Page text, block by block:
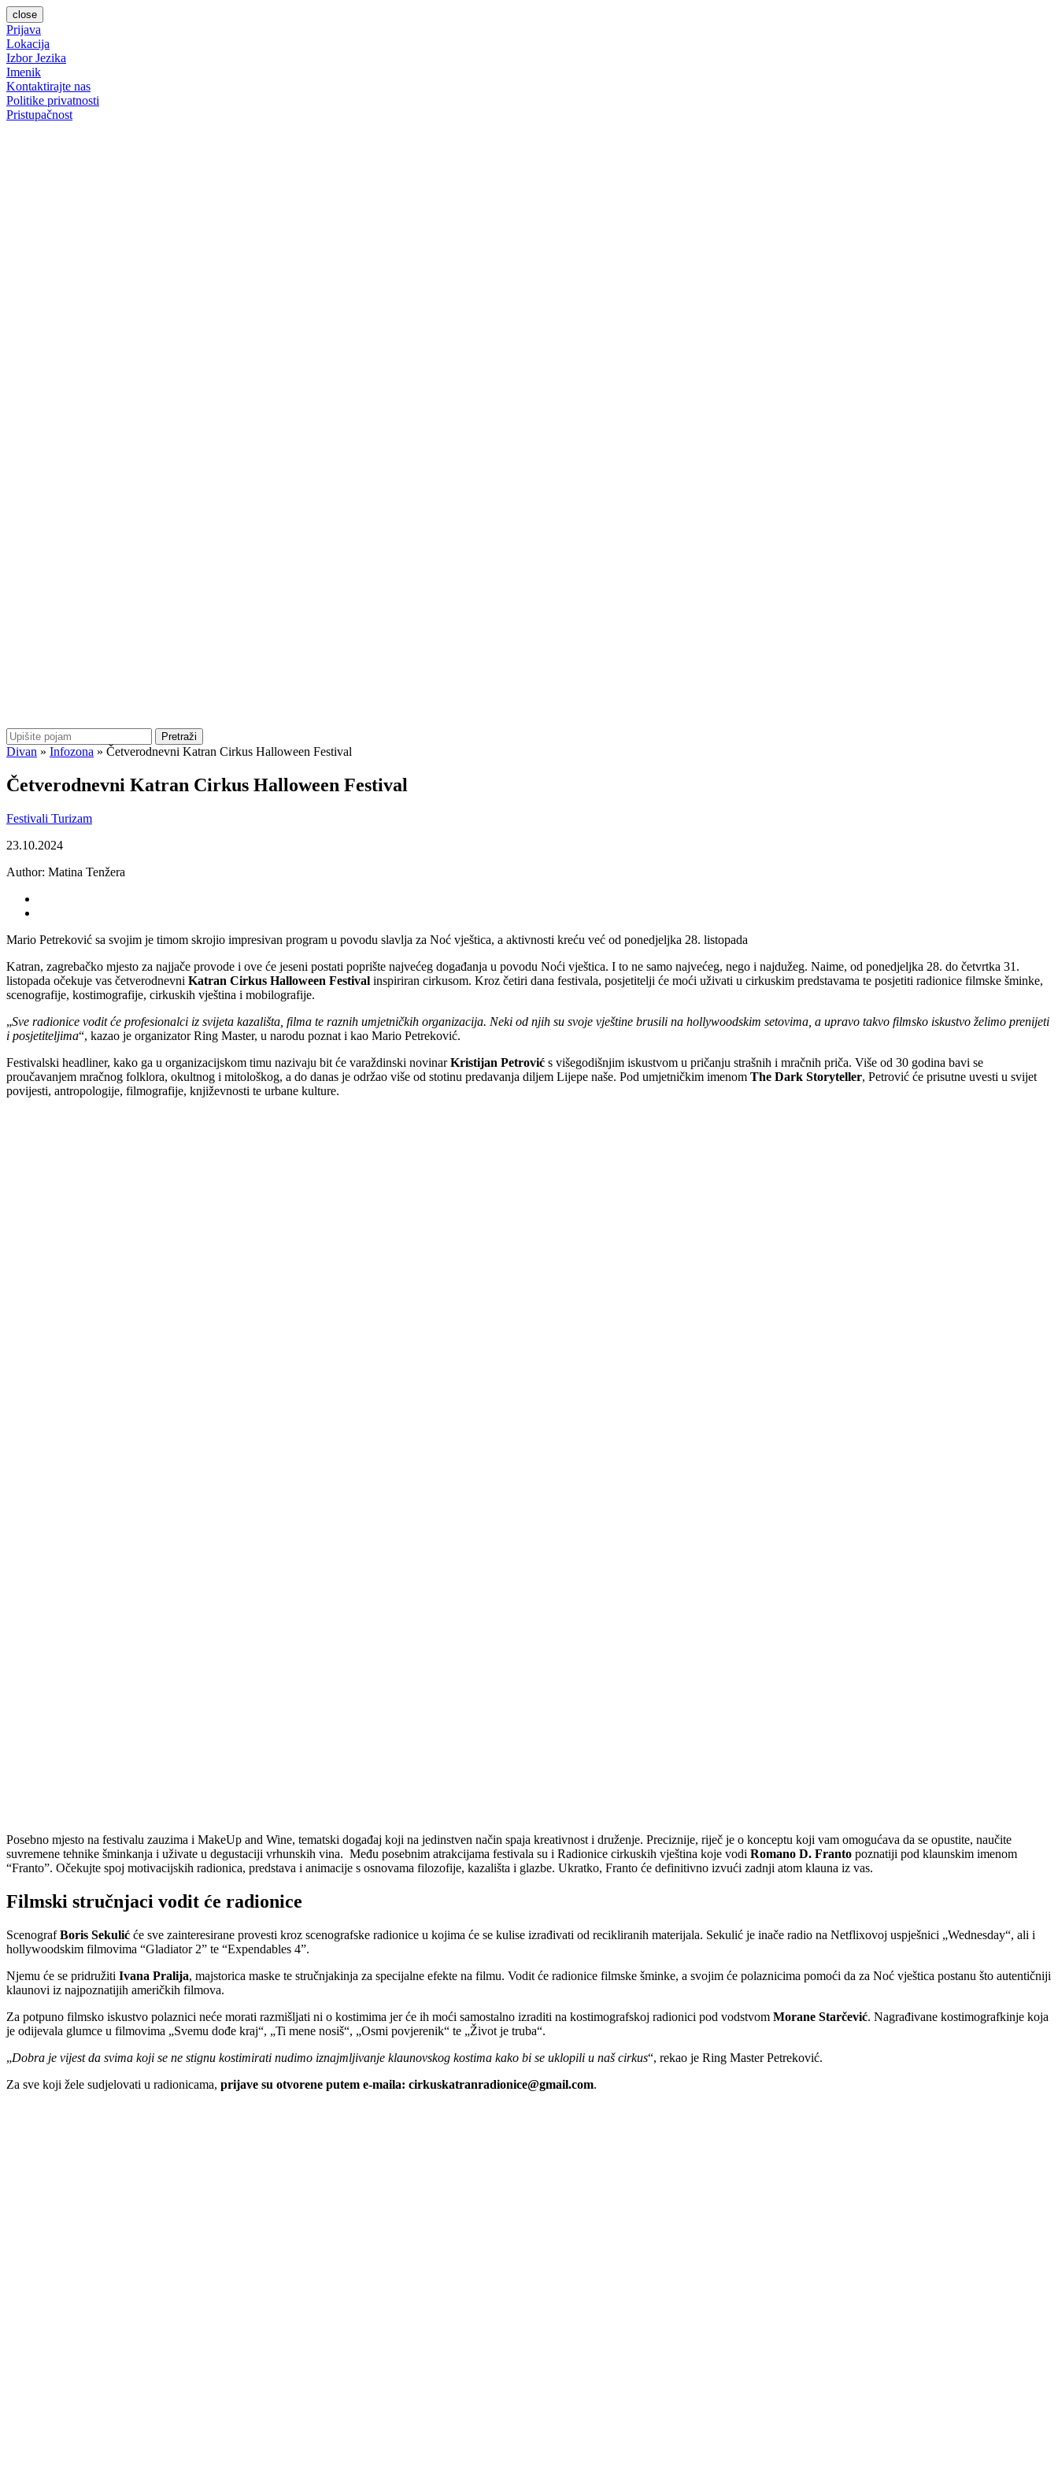
close
Prijava
Lokacija
Izbor Jezika
Imenik
Kontaktirajte nas
Politike privatnosti
Pristupačnost
Pretraži
Divan » Infozona » Četverodnevni Katran Cirkus Halloween Festival
Četverodnevni Katran Cirkus Halloween Festival
Festivali Turizam
23.10.2024
Author: Matina Tenžera
Mario Petreković sa svojim je timom skrojio impresivan program u povodu slavlja za Noć vještica, a aktivnosti kreću već od ponedjeljka 28. listopada
Katran, zagrebačko mjesto za najjače provode i ove će jeseni postati poprište najvećeg događanja u povodu Noći vještica. I to ne samo najvećeg, nego i najdužeg. Naime, od ponedjeljka 28. do četvrtka 31.
listopada očekuje vas četverodnevni Katran Cirkus Halloween Festival inspiriran cirkusom. Kroz četiri dana festivala, posjetitelji će moći uživati u cirkuskim predstavama te posjetiti radionice filmske šminke,
scenografije, kostimografije, cirkuskih vještina i mobilografije.
„Sve radionice vodit će profesionalci iz svijeta kazališta, filma te raznih umjetničkih organizacija. Neki od njih su svoje vještine brusili na hollywoodskim setovima, a upravo takvo filmsko iskustvo želimo prenijeti
i posjetiteljima“, kazao je organizator Ring Master, u narodu poznat i kao Mario Petreković.
Festivalski headliner, kako ga u organizacijskom timu nazivaju bit će varaždinski novinarKristijan Petrović s višegodišnjim iskustvom u pričanju strašnih i mračnih priča. Više od 30 godina bavi se
proučavanjem mračnog folklora, okultnog i mitološkog, a do danas je održao više od stotinu predavanja diljem Lijepe naše. Pod umjetničkim imenom The Dark Storyteller, Petrović će prisutne uvesti u svijet
povijesti, antropologije, filmografije, književnosti te urbane kulture.
Posebno mjesto na festivalu zauzima i MakeUp and Wine, tematski događaj koji na jedinstven način spaja kreativnost i druženje. Preciznije, riječ je o konceptu koji vam omogućava da se opustite, naučite
suvremene tehnike šminkanja i uživate u degustaciji vrhunskih vina. Među posebnim atrakcijama festivala su i Radionice cirkuskih vještina koje vodi Romano D. Franto poznatiji pod klaunskim imenom
“Franto”. Očekujte spoj motivacijskih radionica, predstava i animacije s osnovama filozofije, kazališta i glazbe. Ukratko, Franto će definitivno izvući zadnji atom klauna iz vas.
Filmski stručnjaci vodit će radionice
ScenografBoris Sekulić će sve zainteresirane provesti kroz scenografske radionice u kojima će se kulise izrađivati od recikliranih materijala. Sekulić je inače radio na Netflixovoj uspješnici „Wednesday“, ali i
hollywoodskim filmovima “Gladiator 2” te “Expendables 4”.
Njemu će se pridružiti Ivana Pralija, majstorica maske te stručnjakinja za specijalne efekte na filmu. Vodit će radionice filmske šminke, a svojim će polaznicima pomoći da za Noć vještica postanu što autentičniji
klaunovi iz najpoznatijih američkih filmova.
Za potpuno filmsko iskustvo polaznici neće morati razmišljati ni o kostimima jer će ih moći samostalno izraditi na kostimografskoj radionici pod vodstvom Morane Starčević. Nagrađivane kostimografkinje koja
je odijevala glumce u filmovima „Svemu dođe kraj“, „Ti mene nosiš“, „Osmi povjerenik“ te „Život je truba“.
„Dobra je vijest da svima koji se ne stignu kostimirati nudimo iznajmljivanje klaunovskog kostima kako bi se uklopili u naš cirkus“, rekao je Ring Master Petreković.
Za sve koji žele sudjelovati u radionicama, prijave su otvorene putem e-maila: cirkuskatranradionice@gmail.com.